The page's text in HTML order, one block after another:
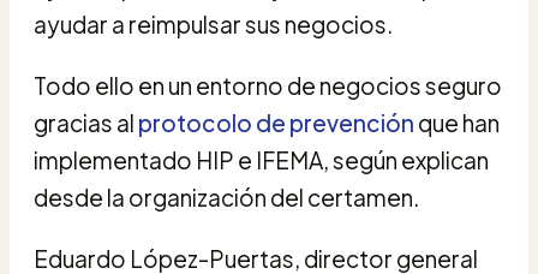
ayudar a reimpulsar sus negocios.
Todo ello en un entorno de negocios seguro
gracias al protocolo de prevención que han
implementado HIP e IFEMA, según explican
desde la organización del certamen.
Eduardo López-Puertas, director general